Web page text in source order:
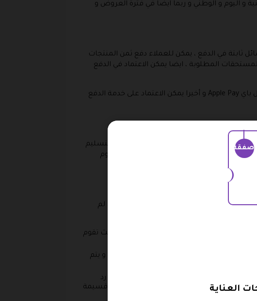
و اليوم و الوطني و ربما ايضا في فترة العروض و
ثابتة في الدفع ، يمكن للعملاء دفع ثمن المنتجات
المطلوبة ، ايضا يمكن الاعتماد في الدفع
و في حالة اذا كان لديك جوال ايفون او جهاز ايباد يمكنك الاعتماد على المحفظة الإلكترونية من خدمة أبل باي Apple Pay و أخيرا يمكن الاعتماد على خدمة الدفع
عند شراء المنتجات عندما يقوم مندوب التسليم
ليست مجانية وإنما هي خدمة مدفوعة حيث يقوم
تخضع للاستخدام الشخصي ، فحتى و ان لم
فقط يومي من تاريخ استلام المنتجات حيث تقوم
بلسم ستور من أجل طلب ارجاع المنتجات و يتم
في حالة الدفع الالكتروني في هذه الالة يتم رد
الاستلام سيتم رد القيمة المالية لك في شكل قسيمة
صفقة